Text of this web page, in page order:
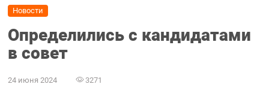
Новости
Определились с кандидатами
в совет
24 июня 2024 3271